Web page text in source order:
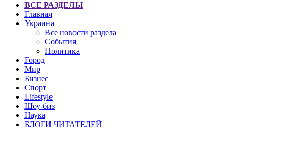
ВСЕ РАЗДЕЛЫ
Главная
Украина
Все новости раздела
События
Политика
Город
Мир
Бизнес
Спорт
Lifestyle
Шоу-биз
Наука
БЛОГИ ЧИТАТЕЛЕЙ